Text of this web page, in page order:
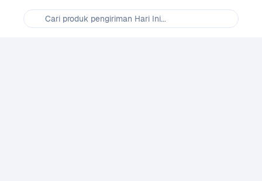
Cari produk pengiriman Hari Ini...